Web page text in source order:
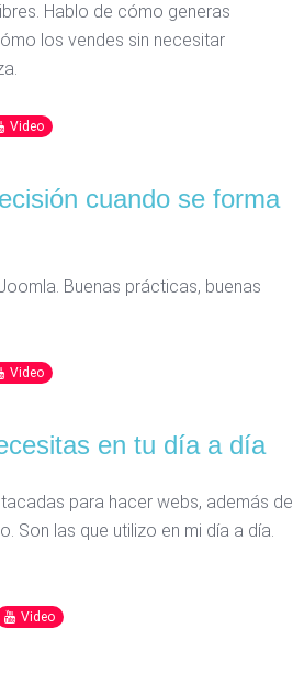
Hablo de cómo generas
los vendes sin necesitar
Video
cuando se forma
Buenas prácticas, buenas
Video
en tu día a día
para hacer webs, además de
Son las que utilizo en mi día a día.
Video